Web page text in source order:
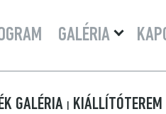
GALÉRIA
Menü
lenyitása
GALÉRIA KIÁLLÍTÓTEREM